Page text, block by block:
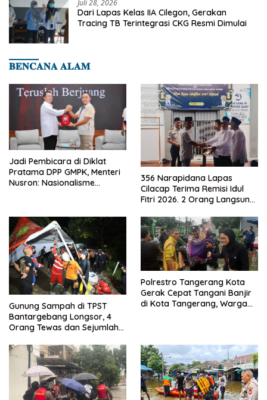
Juli 28, 2026
Dari Lapas Kelas IIA Cilegon, Gerakan
Tracing TB Terintegrasi CKG Resmi Dimulai
𝐁𝐄𝐍𝐂𝐀𝐍𝐀 𝐀𝐋𝐀𝐌
Jadi Pembicara di Diklat
Pratama DPP GMPK, Menteri
Nusron: Nasionalisme
356 Narapidana Lapas
Cilacap Terima Remisi Idul
Fitri 2026. 2 Orang Langsung
Gunung Sampah di TPST
Bantargebang Longsor, 4
Orang Tewas dan Sejumlah
Polrestro Tangerang Kota
Gerak Cepat Tangani Banjir
di Kota Tangerang, Warga